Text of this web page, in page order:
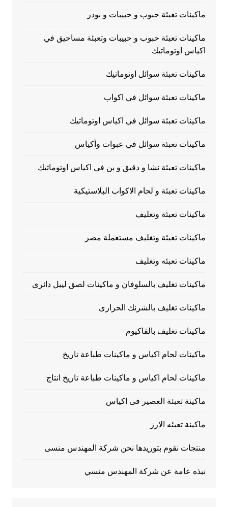
ماكينات تعبئة حبوب و حبيبات و بودر
ماكينات تعبئة حبوب و حبيبات وتعبئة مساحيق في
اكياس اوتوماتيك
ماكينات تعبئة سوائل اوتوماتيك
ماكينات تعبئة سوائل في اكواب
ماكينات تعبئة سوائل في اكياس اوتوماتيك
ماكينات تعبئة سوائل في عبوات وأكياس
ماكينات تعبئة نشا و دقيق و بن في اكياس اوتوماتيك
ماكينات تعبئة و لحام الاكواب البلاستيكية
ماكينات تعبئة وتغليف
ماكينات تعبئة وتغليف مستعملة مصر
ماكينات تعبئه وتغليف
ماكينات تغليف بالسلوفان و ماكينات لصق ليبل دائرى
ماكينات تغليف بالشرنك الحرارى
ماكينات تغليف بالفاكيوم
ماكينات لحام اكياس و ماكينات طباعة تاريخ
ماكينات لحام اكياس و ماكينات طباعة تاريخ انتاج
ماكينة تعبئة العصير فى اكياس
ماكينة تعبئه الارز
منتجات نقوم بتوريدها نحن شركة المهندس منسى
نبذه عامة عن شركة المهندس منسي